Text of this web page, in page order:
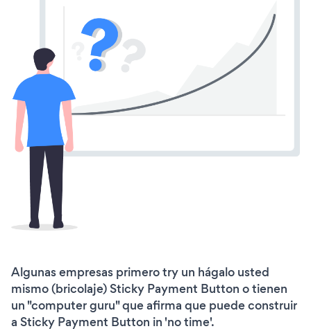
Algunas empresas primero try un hágalo usted
mismo (bricolaje) Sticky Payment Button o tienen
un "computer guru" que afirma que puede construir
a Sticky Payment Button in 'no time'.